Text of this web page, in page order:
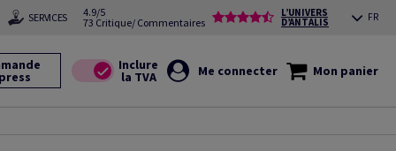
SERVICES
4.9/5
73 Critique/ Commentaires
L’UNIVERS
D’ANTALIS FR
Me connecter Mon panier